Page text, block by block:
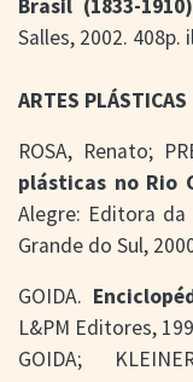
Brasil (1833-1910)
Salles, 2002. 408p.
ARTES PLÁSTICAS
ROSA, Renato;
plásticas no Rio
Alegre: Editora da
Grande do Sul,
GOIDA.
L&PM Editores,
GOIDA;